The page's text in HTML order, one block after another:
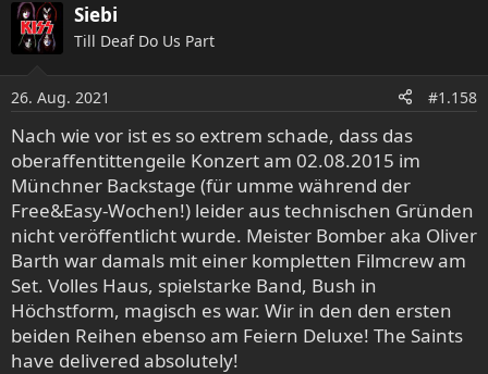
Siebi
Till Deaf Do Us Part
26. Aug. 2021 #1.158
Nach wie vor ist es so extrem schade, dass das
oberaffentittengeile Konzert am 02.08.2015 im
Münchner Backstage (für umme während der
Free&Easy-Wochen!) leider aus technischen Gründen
nicht veröffentlicht wurde. Meister Bomber aka Oliver
Barth war damals mit einer kompletten Filmcrew am
Set. Volles Haus, spielstarke Band, Bush in
Höchstform, magisch es war. Wir in den den ersten
beiden Reihen ebenso am Feiern Deluxe! The Saints
have delivered absolutely!